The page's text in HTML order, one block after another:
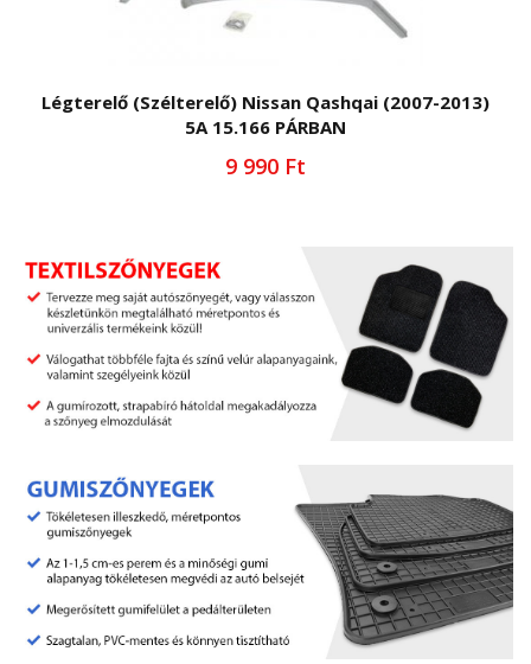
Légterelő (Szélterelő) Nissan Qashqai (2007-2013)
5A 15.166 PÁRBAN
9 990 Ft